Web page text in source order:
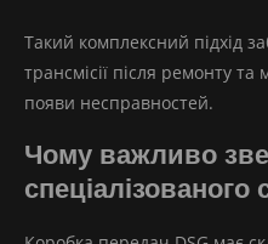
Такий комплексний підхід
трансмісії після ремонту та
появи несправностей.
Чому важливо
спеціалізованого